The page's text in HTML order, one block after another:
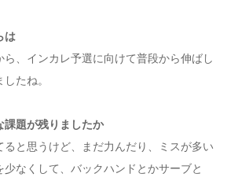
は
ら、インカレ予選に向けて普段から伸ばし
たね。
課題が残りましたか
ると思うけど、まだ力んだり、ミスが多い
なくして、バックハンドとかサーブと